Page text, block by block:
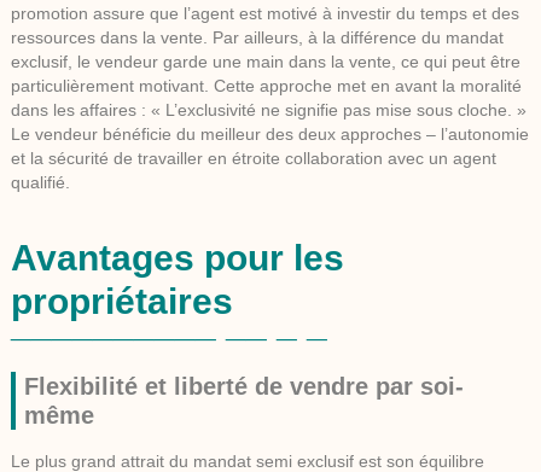
promotion assure que l’agent est motivé à investir du temps et des
ressources dans la vente. Par ailleurs, à la différence du mandat
exclusif, le vendeur garde une main dans la vente, ce qui peut être
particulièrement motivant. Cette approche met en avant la moralité
dans les affaires : « L’exclusivité ne signifie pas mise sous cloche. »
Le vendeur bénéficie du meilleur des deux approches – l’autonomie
et la sécurité de travailler en étroite collaboration avec un agent
qualifié.
Avantages pour les
propriétaires
Flexibilité et liberté de vendre par soi-
même
Le plus grand attrait du mandat semi exclusif est son équilibre